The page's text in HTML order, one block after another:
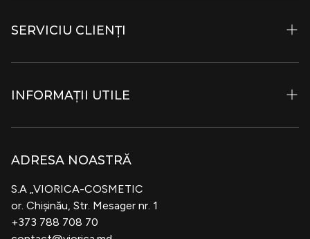
Ingrediente
Viopark
Muzeul Frumuseții
SERVICIU CLIENȚI
Magazine Specializate
Bonus Card Viorica
B2B
Cosmeplant
Blog
INFORMAȚII UTILE
Politica de Confidențialitate
Termeni și condiții
Politica Privind Returnarea Produselor
ADRESA NOASTRĂ
S.A „VIORICA-COSMETIC
or. Chișinău, Str. Mesager nr. 1
+373 788 708 70